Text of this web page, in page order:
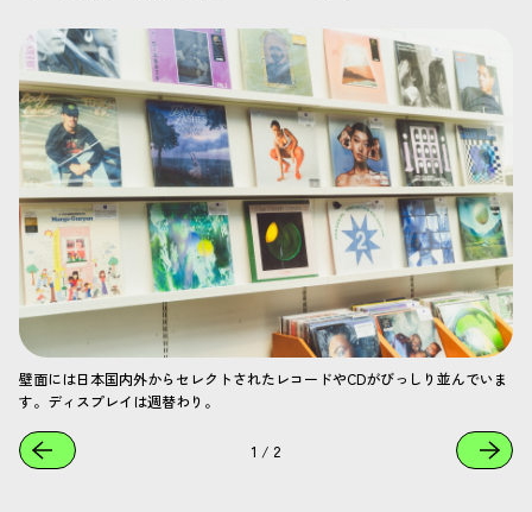
壁面には日本国内外からセレクトされたレコードやCDがびっしり並んでいま
す。ディスプレイは週替わり。
1 / 2